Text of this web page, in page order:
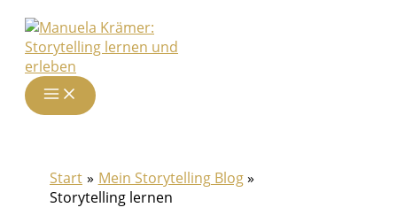
Zum
Inhalt
springen
Start
Mein Storytelling Blog
Storytelling lernen